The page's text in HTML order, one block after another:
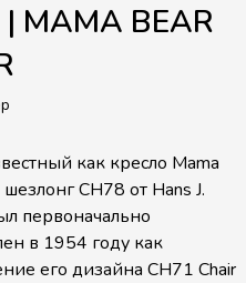
MAMA BEAR
как кресло Mama
шезлонг CH78 от Hans J.
первоначально
в 1954 году как
его дизайна CH71 Chair